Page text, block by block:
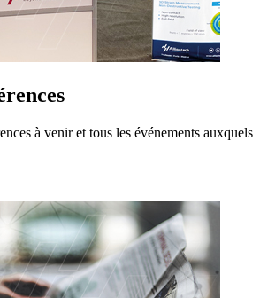
à venir et tous les événements auxquels